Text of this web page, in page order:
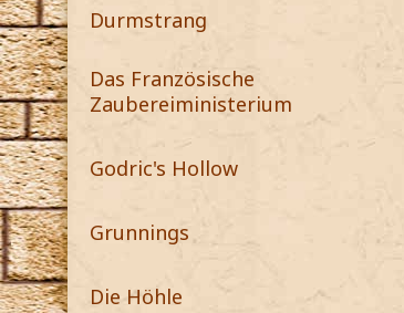
Durmstrang
Das Französische
Zaubereiministerium
Godric's Hollow
Grunnings
Die Höhle